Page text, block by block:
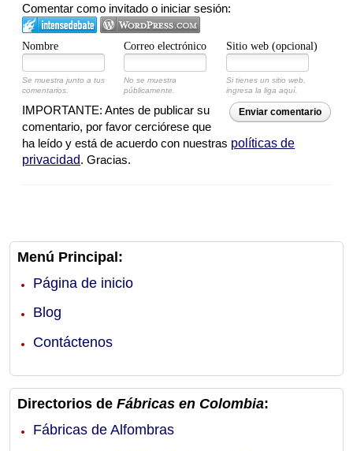
Comentar como invitado o iniciar sesión:
Nombre Correo electrónico Sitio web (opcional)
Se muestra junto a tus
comentarios.
No se muestra
públicamente.
Si tienes un sitio web,
ingresa la liga aquí.
Enviar comentario
IMPORTANTE: Antes de publicar su
comentario, por favor cerciórese que
ha leído y está de acuerdo con nuestras políticas de
privacidad. Gracias.
Menú Principal:
Página de inicio
Blog
Contáctenos
Directorios de Fábricas en Colombia:
Fábricas de Alfombras